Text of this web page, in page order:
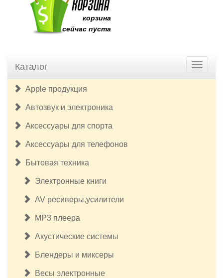
корзина
сейчас пуста
Каталог
Apple продукция
Автозвук и электроника
Аксессуары для спорта
Аксессуары для телефонов
Бытовая техника
Электронные книги
AV ресиверы,усилители
MP3 плеера
Акустические системы
Блендеры и миксеры
Весы электронные